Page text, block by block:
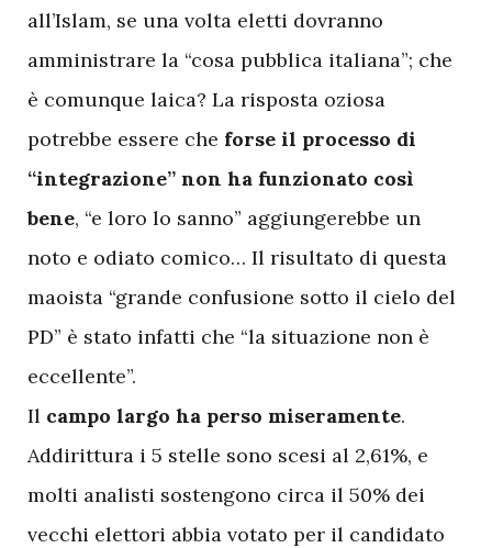
all’Islam, se una volta eletti dovranno
amministrare la “cosa pubblica italiana”; che
è comunque laica? La risposta oziosa
potrebbe essere che forse il processo di
“integrazione” non ha funzionato così
bene, “e loro lo sanno” aggiungerebbe un
noto e odiato comico… Il risultato di questa
maoista “grande confusione sotto il cielo del
PD” è stato infatti che “la situazione non è
eccellente”.
Il campo largo ha perso miseramente.
Addirittura i 5 stelle sono scesi al 2,61%, e
molti analisti sostengono circa il 50% dei
vecchi elettori abbia votato per il candidato